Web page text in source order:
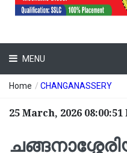
MENU
Home / CHANGANASSERY
25 March, 2026 08:00:51